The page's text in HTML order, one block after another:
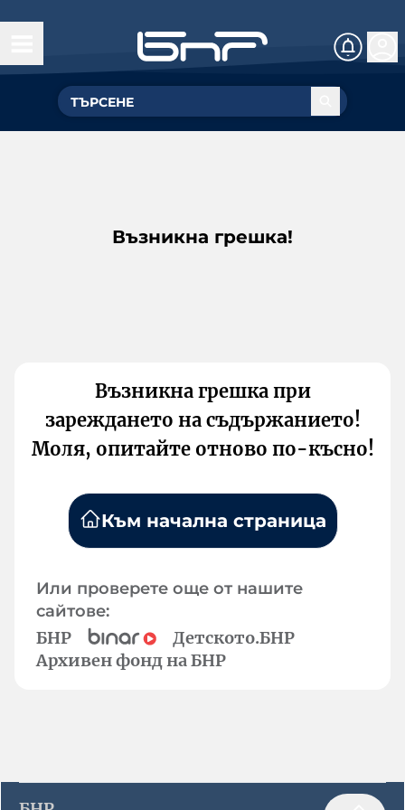
Възникна грешка!
Възникна грешка при
зареждането на съдържанието!
Моля, опитайте отново по-късно!
Към начална страница
Или проверете още от нашите
сайтове:
БНР
Детското.БНР
Архивен фонд на БНР